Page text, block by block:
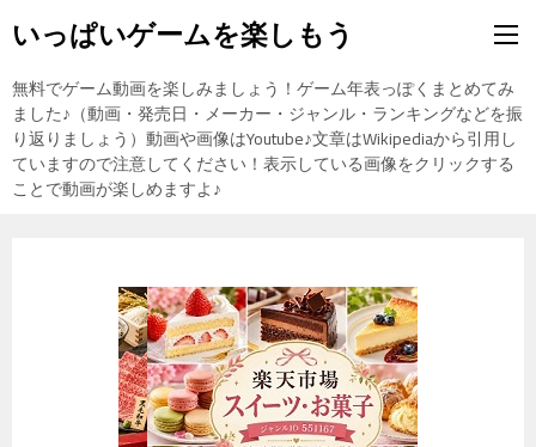
いっぱいゲームを楽しもう
無料でゲーム動画を楽しみましょう！ゲーム年表っぽくまとめてみ
ました♪（動画・発売日・メーカー・ジャンル・ランキングなどを振
り返りましょう）動画や画像はYoutube♪文章はWikipediaから引用し
ていますので注意してください！表示している画像をクリックする
ことで動画が楽しめますよ♪